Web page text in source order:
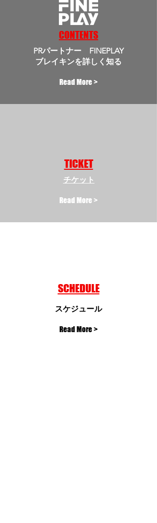
CONTENTS
PRパートナー FINEPLAY
​ブレイキンを詳しく知る
Read More >
TICKET
​チケット
Read More >
SCHEDULE
スケジュール
Read More >